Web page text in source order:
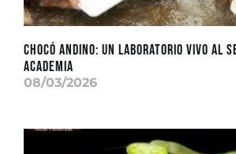
CHOCÓ ANDINO: Un laboratorio vivo al
academia
08/03/2026